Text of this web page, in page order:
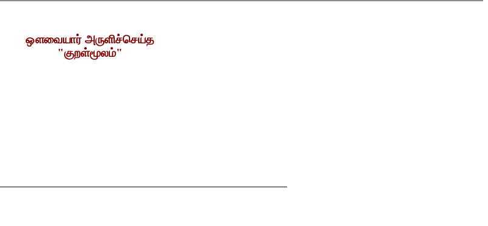
ஔவையார் அருளிச்செய்த
"குறள்மூலம்"